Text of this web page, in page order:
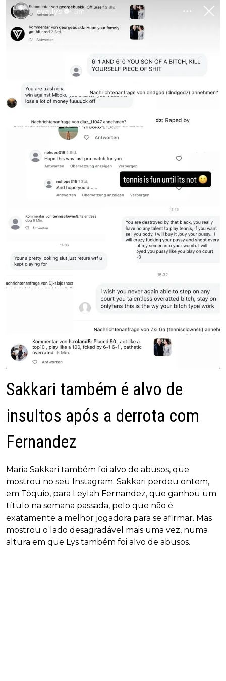
Sakkari também é alvo de
insultos após a derrota com
Fernandez
Maria Sakkari também foi alvo de abusos, que
mostrou no seu Instagram. Sakkari perdeu ontem,
em Tóquio, para Leylah Fernandez, que ganhou um
título na semana passada, pelo que não é
exatamente a melhor jogadora para se afirmar. Mas
mostrou o lado desagradável mais uma vez, numa
altura em que Lys também foi alvo de abusos.